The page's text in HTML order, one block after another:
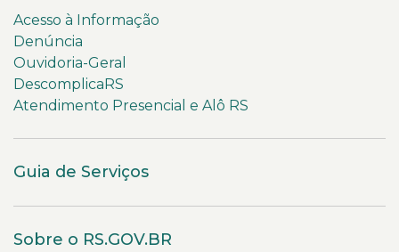
Acesso à Informação
Denúncia
Ouvidoria-Geral
DescomplicaRS
Atendimento Presencial e Alô RS
Guia de Serviços
Sobre o RS.GOV.BR